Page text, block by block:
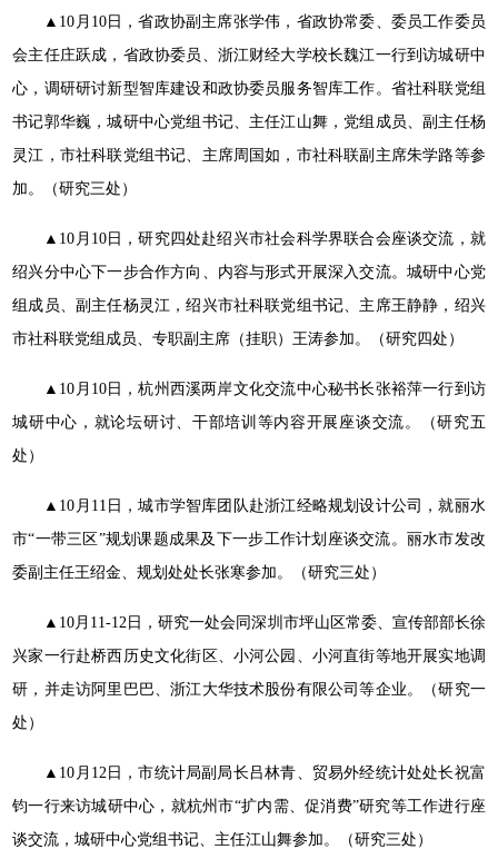
▲10月10日，省政协副主席张学伟，省政协常委、委员工作委员
会主任庄跃成，省政协委员、浙江财经大学校长魏江一行到访城研中
心，调研研讨新型智库建设和政协委员服务智库工作。省社科联党组
书记郭华巍，城研中心党组书记、主任江山舞，党组成员、副主任杨
灵江，市社科联党组书记、主席周国如，市社科联副主席朱学路等参
加。（研究三处）
▲10月10日，研究四处赴绍兴市社会科学界联合会座谈交流，就
绍兴分中心下一步合作方向、内容与形式开展深入交流。城研中心党
组成员、副主任杨灵江，绍兴市社科联党组书记、主席王静静，绍兴
市社科联党组成员、专职副主席（挂职）王涛参加。（研究四处）
▲10月10日，杭州西溪两岸文化交流中心秘书长张裕萍一行到访
城研中心，就论坛研讨、干部培训等内容开展座谈交流。（研究五
处）
▲10月11日，城市学智库团队赴浙江经略规划设计公司，就丽水
市“一带三区”规划课题成果及下一步工作计划座谈交流。丽水市发改
委副主任王绍金、规划处处长张寒参加。（研究三处）
▲10月11-12日，研究一处会同深圳市坪山区常委、宣传部部长徐
兴家一行赴桥西历史文化街区、小河公园、小河直街等地开展实地调
研，并走访阿里巴巴、浙江大华技术股份有限公司等企业。（研究一
处）
▲10月12日，市统计局副局长吕林青、贸易外经统计处处长祝富
钧一行来访城研中心，就杭州市“扩内需、促消费”研究等工作进行座
谈交流，城研中心党组书记、主任江山舞参加。（研究三处）